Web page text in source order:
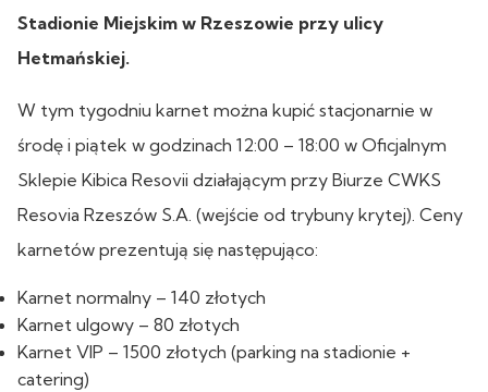
Stadionie Miejskim w Rzeszowie przy ulicy
Hetmańskiej.
W tym tygodniu karnet można kupić stacjonarnie w
środę i piątek w godzinach 12:00 – 18:00 w Oficjalnym
Sklepie Kibica Resovii działającym przy Biurze CWKS
Resovia Rzeszów S.A. (wejście od trybuny krytej). Ceny
karnetów prezentują się następująco:
Karnet normalny – 140 złotych
Karnet ulgowy – 80 złotych
Karnet VIP – 1500 złotych (parking na stadionie +
catering)